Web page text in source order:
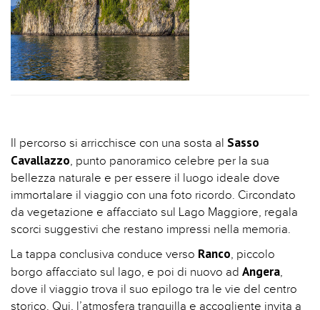
Il percorso si arricchisce con una sosta al Sasso
Cavallazzo, punto panoramico celebre per la sua
bellezza naturale e per essere il luogo ideale dove
immortalare il viaggio con una foto ricordo. Circondato
da vegetazione e affacciato sul Lago Maggiore, regala
scorci suggestivi che restano impressi nella memoria.
La tappa conclusiva conduce verso Ranco, piccolo
borgo affacciato sul lago, e poi di nuovo ad Angera,
dove il viaggio trova il suo epilogo tra le vie del centro
storico. Qui, l’atmosfera tranquilla e accogliente invita a